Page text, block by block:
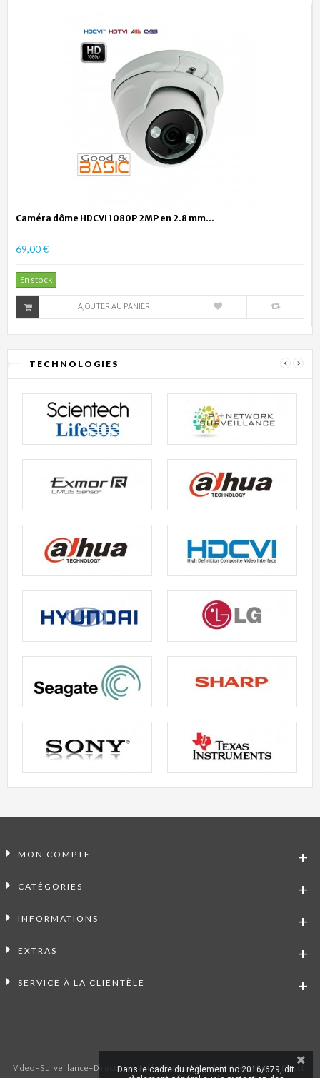
Caméra dôme HDCVI 1080P 2MP en 2.8 mm...
69,00 €
En stock
AJOUTER AU PANIER
TECHNOLOGIES ‹ ›
MON COMPTE
CATÉGORIES
INFORMATIONS
EXTRAS
SERVICE À LA CLIENTÈLE
Video-Surveillance-Direct.com est le site marchand de Vidéo Alarme Direct,
Dans le cadre du règlement no 2016/679, dit